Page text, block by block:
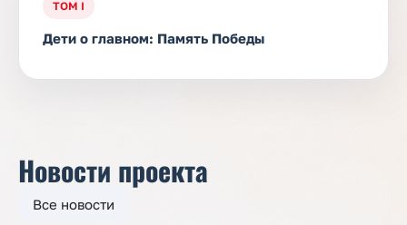
ТОМ I
Дети о главном: Память Победы
Новости проекта
Все новости